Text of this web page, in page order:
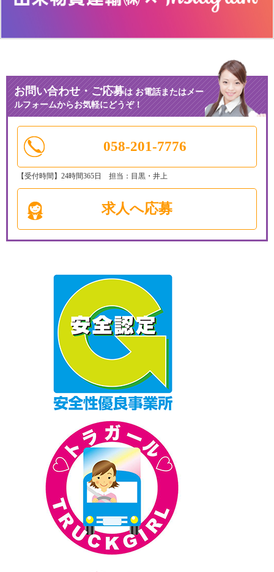
お問い合わせ・ご応募はお電話またはメー
ルフォームからお気軽にどうぞ！
058-201-7776
【受付時間】24時間365日 担当：目黒・井上
求人へ応募